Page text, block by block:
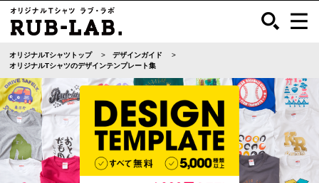
オリジナルTシャツトップ
デザインガイド
オリジナルTシャツのデザインテンプレート集